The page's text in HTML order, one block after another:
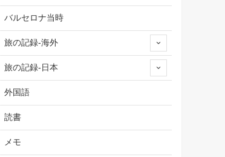
バルセロナ当時
旅の記録-海外
旅の記録-日本
外国語
読書
メモ